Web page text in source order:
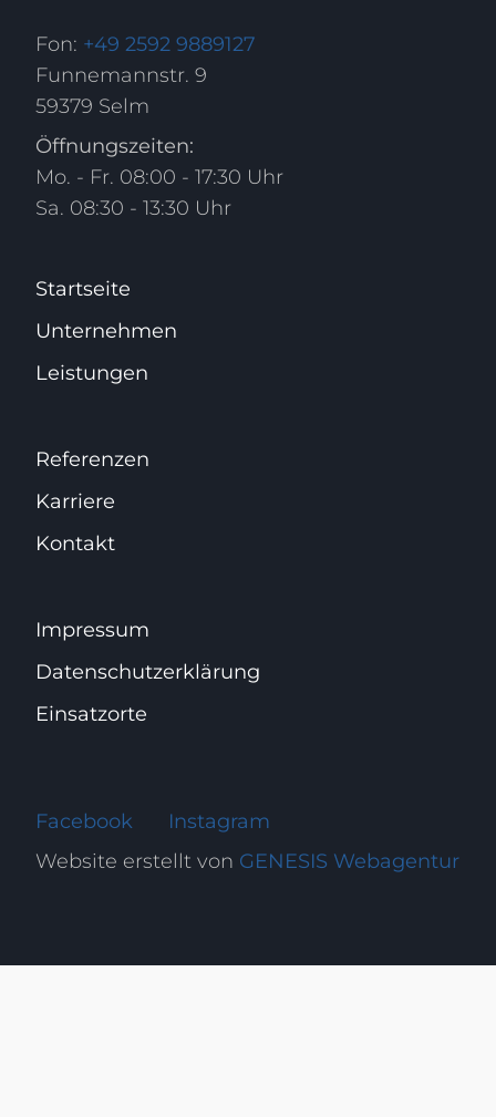
Fon: +49 2592 9889127
Funnemannstr. 9
59379 Selm
Öffnungszeiten:
Mo. - Fr. 08:00 - 17:30 Uhr
Sa. 08:30 - 13:30 Uhr
Startseite
Unternehmen
Leistungen
Referenzen
Karriere
Kontakt
Impressum
Datenschutz­erklärung
Einsatzorte
Facebook
Instagram
Website erstellt von GENESIS Webagentur